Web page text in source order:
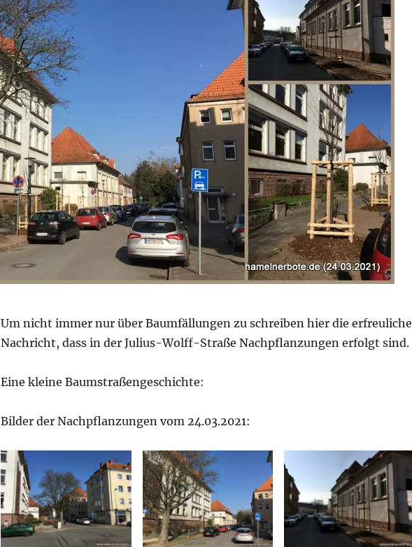
Um nicht immer nur über Baumfällungen zu schreiben hier die erfreuliche
Nachricht, dass in der Julius-Wolff-Straße Nachpflanzungen erfolgt sind.
Eine kleine Baumstraßengeschichte:
Bilder der Nachpflanzungen vom 24.03.2021: